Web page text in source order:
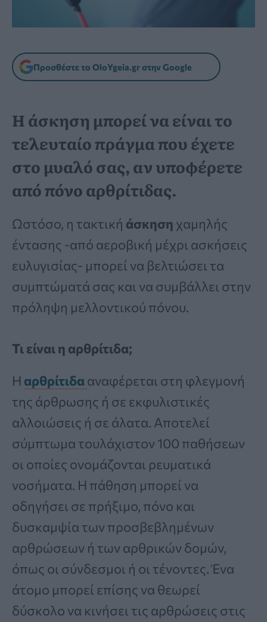
Προσθέστε το OloYgeia.gr στην Google
Η άσκηση μπορεί να είναι το
τελευταίο πράγμα που έχετε
στο μυαλό σας, αν υποφέρετε
από πόνο αρθρίτιδας.
Ωστόσο, η τακτική άσκηση χαμηλής
έντασης -από αεροβική μέχρι ασκήσεις
ευλυγισίας- μπορεί να βελτιώσει τα
συμπτώματά σας και να συμβάλλει στην
πρόληψη μελλοντικού πόνου.
Τι είναι η αρθρίτιδα;
Η αρθρίτιδα αναφέρεται στη φλεγμονή
της άρθρωσης ή σε εκφυλιστικές
αλλοιώσεις ή σε άλατα. Αποτελεί
σύμπτωμα τουλάχιστον 100 παθήσεων
οι οποίες ονομάζονται ρευματικά
νοσήματα. Η πάθηση μπορεί να
οδηγήσει σε πρήξιμο, πόνο και
δυσκαμψία των προσβεβλημένων
αρθρώσεων ή των αρθρικών δομών,
όπως οι σύνδεσμοι ή οι τένοντες. Ένα
άτομο μπορεί επίσης να θεωρεί
δύσκολο να κινήσει τις αρθρώσεις στις